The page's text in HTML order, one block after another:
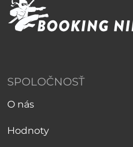
SPOLOČNOSŤ
O nás
Hodnoty